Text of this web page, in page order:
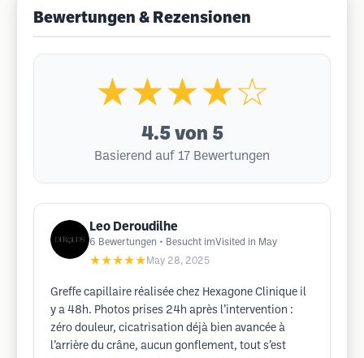
Bewertungen & Rezensionen
★★★★☆
4.5 von 5
Basierend auf 17 Bewertungen
Leo Deroudilhe
6 Bewertungen • Besucht imVisited in May
★★★★★ May 28, 2025
Greffe capillaire réalisée chez Hexagone Clinique il
y a 48h. Photos prises 24h après l’intervention :
zéro douleur, cicatrisation déjà bien avancée à
l’arrière du crâne, aucun gonflement, tout s’est